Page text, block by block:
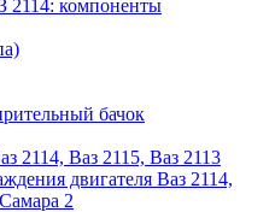
2114: компоненты
бачок
2114, Ваз 2115, Ваз 2113
двигателя Ваз 2114,
2